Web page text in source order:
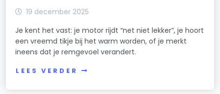
19 december 2025
Je kent het vast: je motor rijdt “net niet lekker”, je hoort
een vreemd tikje bij het warm worden, of je merkt
ineens dat je remgevoel verandert.
LEES VERDER